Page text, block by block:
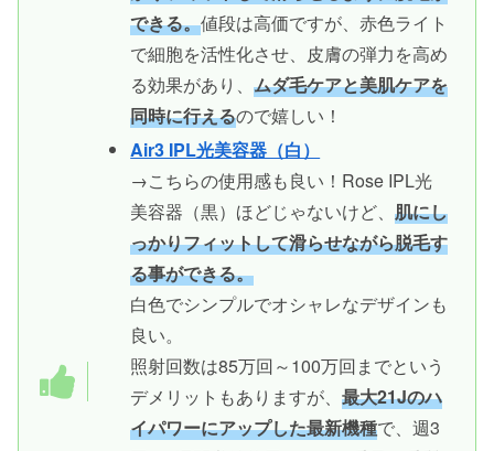
できる。値段は高価ですが、赤色ライト
で細胞を活性化させ、皮膚の弾力を高め
る効果があり、ムダ毛ケアと美肌ケアを
同時に行えるので嬉しい！
Air3 IPL光美容器（白）
→こちらの使用感も良い！Rose IPL光
美容器（黒）ほどじゃないけど、肌にし
っかりフィットして滑らせながら脱毛す
る事ができる。
白色でシンプルでオシャレなデザインも
良い。
照射回数は85万回～100万回までという
デメリットもありますが、最大21Jのハ
イパワーにアップした最新機種で、週3